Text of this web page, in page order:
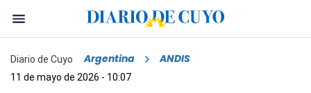
Diario de Cuyo Argentina ANDIS
11 de mayo de 2026 - 10:07